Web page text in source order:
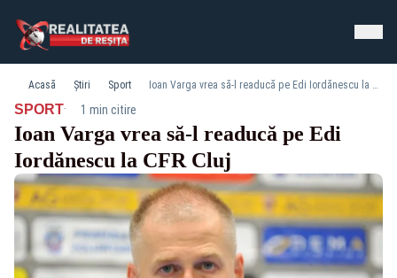
Acasă Știri Sport Ioan Varga vrea să-l readucă pe Edi Iordănescu la CFR Cluj
SPORT· 1 min citire
Ioan Varga vrea să-l readucă pe Edi
Iordănescu la CFR Cluj